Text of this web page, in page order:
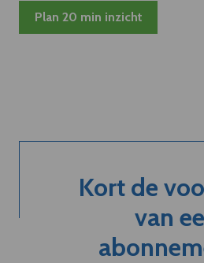
Plan 20 min inzicht
Kort de
van